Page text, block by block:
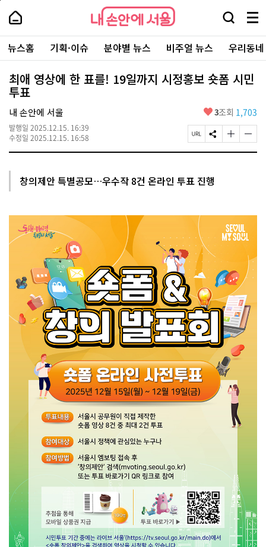
본
로
가
내
손
안
에
서
울
-
서
울
시
대
표
소
통
포
내
손
에
울
검
창
열
기
메
뉴
전
체
보
기
주
요
서
뉴스홈 기획·이슈 분야별 뉴스 비주얼 뉴스 우리동
최애 영상에 한 표를! 19일까지 시정홍보 숏폼 시민
투표
내 손안에 서울
발행일 2025.12.15. 16:39
수정일 2025.12.15. 16:58
좋
요
3조회 1,703
페
이
R
L
S
N
유
하
글
자
하
기
글
자
하
창의제안 특별공모…우수작 8건 온라인 투표 진행
페
상
단
로